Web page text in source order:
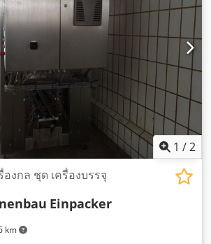
1 /2
km
องกล ชุด เครื่องบรรจุ
Einpacker